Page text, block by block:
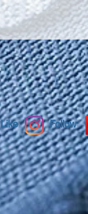
Like Follow